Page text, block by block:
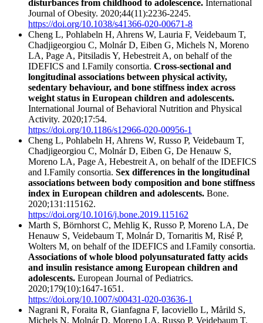
disturbances from childhood to adolescence. International
Journal of Obesity. 2020;44(11):2236-2245.
https://doi.org/10.1038/s41366-020-00671-8
Cheng L, Pohlabeln H, Ahrens W, Lauria F, Veidebaum T,
Chadjigeorgiou C, Molnár D, Eiben G, Michels N, Moreno
LA, Page A, Pitsiladis Y, Hebestreit A, on behalf of the
IDEFICS and I.Family consortia. Cross-sectional and
longitudinal associations between physical activity,
sedentary behaviour, and bone stiffness index across
weight status in European children and adolescents.
International Journal of Behavioral Nutrition and Physical
Activity. 2020;17:54.
https://doi.org/10.1186/s12966-020-00956-1
Cheng L, Pohlabeln H, Ahrens W, Russo P, Veidebaum T,
Chadjigeorgiou C, Molnár D, Eiben G, De Henauw S,
Moreno LA, Page A, Hebestreit A, on behalf of the IDEFICS
and I.Family consortia. Sex differences in the longitudinal
associations between body composition and bone stiffness
index in European children and adolescents. Bone.
2020;131:115162.
https://doi.org/10.1016/j.bone.2019.115162
Marth S, Börnhorst C, Mehlig K, Russo P, Moreno LA, De
Henauw S, Veidebaum T, Molnár D, Tornaritis M, Risé P,
Wolters M, on behalf of the IDEFICS and I.Family consortia.
Associations of whole blood polyunsaturated fatty acids
and insulin resistance among European children and
adolescents. European Journal of Pediatrics.
2020;179(10):1647-1651.
https://doi.org/10.1007/s00431-020-03636-1
Nagrani R, Foraita R, Gianfagna F, Iacoviello L, Mårild S,
Michels N, Molnár D, Moreno LA, Russo P, Veidebaum T,